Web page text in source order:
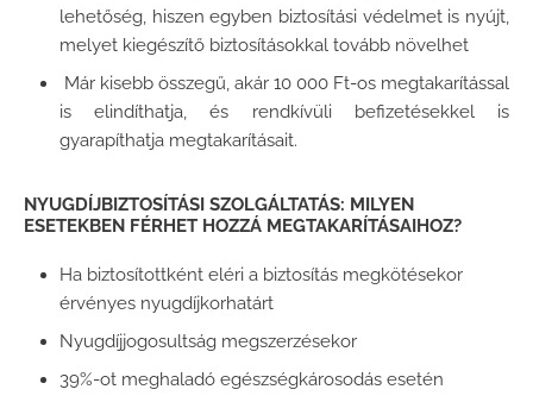
lehetőség, hiszen egyben biztosítási védelmet is nyújt,
melyet kiegészítő biztosításokkal tovább növelhet
Már kisebb összegű, akár 10 000 Ft-os megtakarítással
is elindíthatja, és rendkívüli befizetésekkel is
gyarapíthatja megtakarításait.
NYUGDÍJBIZTOSÍTÁSI SZOLGÁLTATÁS: MILYEN
ESETEKBEN FÉRHET HOZZÁ MEGTAKARÍTÁSAIHOZ?
Ha biztosítottként eléri a biztosítás megkötésekor
érvényes nyugdíjkorhatárt
Nyugdíjjogosultság megszerzésekor
39%-ot meghaladó egészségkárosodás esetén